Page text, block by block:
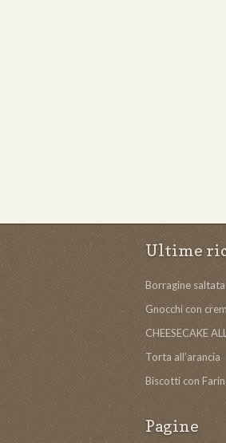
Ultime
Borragine
Gnocchi con
CHEESECAKE
Torta all’arancia
Biscotti con
Pagine